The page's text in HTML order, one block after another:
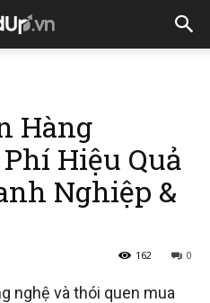
Hàng
Hiệu Quả
Nghiệp &
0
162
nghệ và thói quen mua